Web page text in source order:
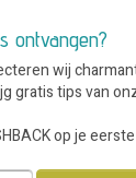
ontvangen?
wij
gratis tips van
op je